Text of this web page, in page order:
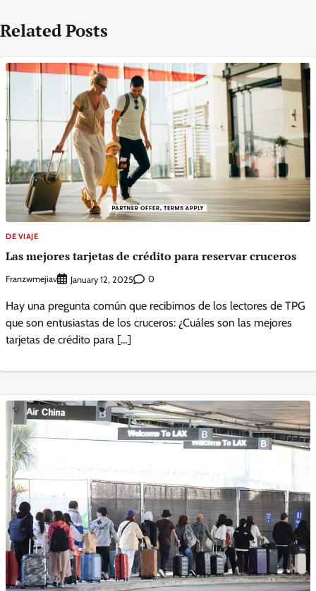
Related Posts
DE VIAJE
Las mejores tarjetas de crédito para reservar cruceros
Franzwmejiav January 12, 2025 0
Hay una pregunta común que recibimos de los lectores de TPG
que son entusiastas de los cruceros: ¿Cuáles son las mejores
tarjetas de crédito para […]